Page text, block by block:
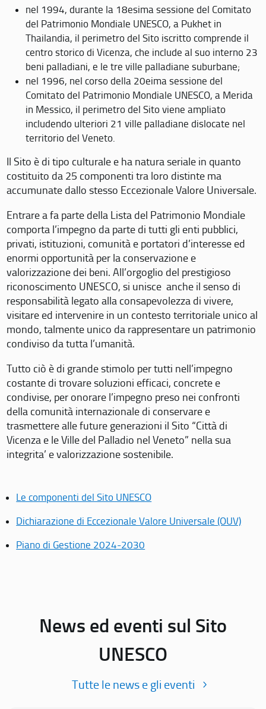
nel 1994, durante la 18esima sessione del Comitato
del Patrimonio Mondiale UNESCO, a Pukhet in
Thailandia, il perimetro del Sito iscritto comprende il
centro storico di Vicenza, che include al suo interno 23
beni palladiani, e le tre ville palladiane suburbane;
nel 1996, nel corso della 20eima sessione del
Comitato del Patrimonio Mondiale UNESCO, a Merida
in Messico, il perimetro del Sito viene ampliato
includendo ulteriori 21 ville palladiane dislocate nel
territorio del Veneto.
Il Sito è di tipo culturale e ha natura seriale in quanto
costituito da 25 componenti tra loro distinte ma
accumunate dallo stesso Eccezionale Valore Universale.
Entrare a fa parte della Lista del Patrimonio Mondiale
comporta l’impegno da parte di tutti gli enti pubblici,
privati, istituzioni, comunità e portatori d’interesse ed
enormi opportunità per la conservazione e
valorizzazione dei beni. All’orgoglio del prestigioso
riconoscimento UNESCO, si unisce anche il senso di
responsabilità legato alla consapevolezza di vivere,
visitare ed intervenire in un contesto territoriale unico al
mondo, talmente unico da rappresentare un patrimonio
condiviso da tutta l’umanità.
Tutto ciò è di grande stimolo per tutti nell’impegno
costante di trovare soluzioni efficaci, concrete e
condivise, per onorare l’impegno preso nei confronti
della comunità internazionale di conservare e
trasmettere alle future generazioni il Sito “Città di
Vicenza e le Ville del Palladio nel Veneto” nella sua
integrita’ e valorizzazione sostenibile.
Le componenti del Sito UNESCO
Dichiarazione di Eccezionale Valore Universale (OUV)
Piano di Gestione 2024-2030
News ed eventi sul Sito
UNESCO
Tutte le news e gli eventi